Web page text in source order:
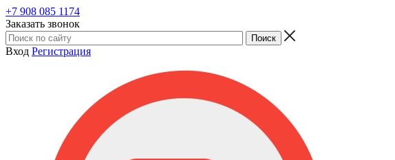
+7 908 085 1174
Заказать звонок
Вход Регистрация